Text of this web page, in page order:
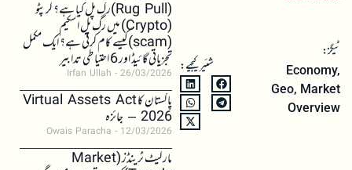
ٹیگز:
Economy,
Geo, Market
Overview
شئیر کیجیے:
(Rug Pull)رگ پل کیا ہے؟ کرپٹو
(Crypto) میں رگ پل اسکیم
(scam)کیسے کام کرتی ہے؟ ایک مکمل
تجزیاتی گائیڈ اور 6 احتیاطی تدابیر
Irfan Ullah 26/03/2026
پاکستان کا Virtual Assets Act
2026 – جائزہ
Owais Paracha 12/03/2026
مارکیٹ ٹرینڈز (Market